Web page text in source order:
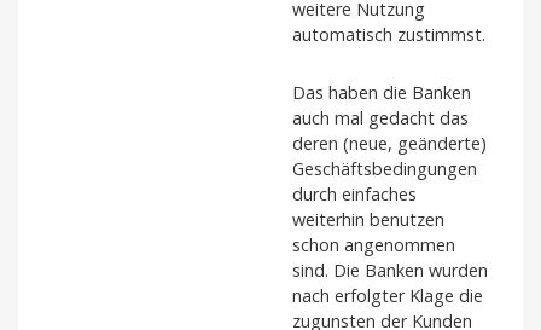
weitere Nutzung
automatisch zustimmst.
Das haben die Banken
auch mal gedacht das
deren (neue, geänderte)
Geschäftsbedingungen
durch einfaches
weiterhin benutzen
schon angenommen
sind. Die Banken wurden
nach erfolgter Klage die
zugunsten der Kunden